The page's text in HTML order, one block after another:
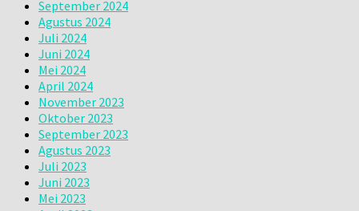
September 2024
Agustus 2024
Juli 2024
Juni 2024
Mei 2024
April 2024
November 2023
Oktober 2023
September 2023
Agustus 2023
Juli 2023
Juni 2023
Mei 2023